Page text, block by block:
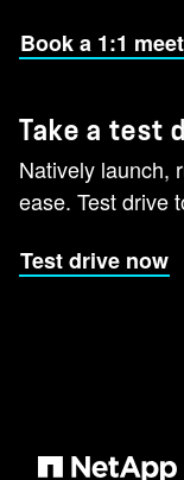
Book a 1:1
Take a test
Natively launch,
ease. Test drive
Test drive now